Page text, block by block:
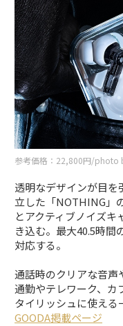
参考価格：22,800円/photo
透明なデザインが目
立した「NOTHING」
とアクティブノイズ
き込む。最大40.5時間
対応する。
通話時のクリアな音声
通勤やテレワーク、カ
タイリッシュに使える
GOODA掲載ページ